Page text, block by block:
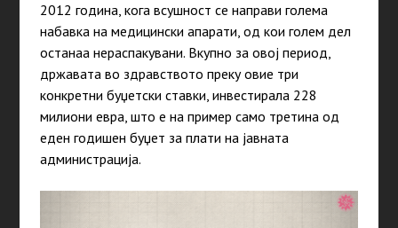
2012 година, кога всушност се направи голема
набавка на медицински апарати, од кои голем дел
останаа нераспакувани. Вкупно за овој период,
државата во здравството преку овие три
конкретни буџетски ставки, инвестирала 228
милиони евра, што е на пример само третина од
еден годишен буџет за плати на јавната
администрација.